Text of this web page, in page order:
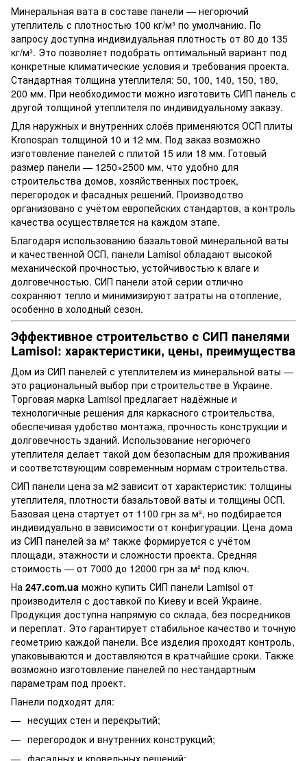
Минеральная вата в составе панели — негорючий
утеплитель с плотностью 100 кг/м³ по умолчанию. По
запросу доступна индивидуальная плотность от 80 до 135
кг/м³. Это позволяет подобрать оптимальный вариант под
конкретные климатические условия и требования проекта.
Стандартная толщина утеплителя: 50, 100, 140, 150, 180,
200 мм. При необходимости можно изготовить СИП панель с
другой толщиной утеплителя по индивидуальному заказу.
Для наружных и внутренних слоёв применяются ОСП плиты
Kronospan толщиной 10 и 12 мм. Под заказ возможно
изготовление панелей с плитой 15 или 18 мм. Готовый
размер панели — 1250×2500 мм, что удобно для
строительства домов, хозяйственных построек,
перегородок и фасадных решений. Производство
организовано с учётом европейских стандартов, а контроль
качества осуществляется на каждом этапе.
Благодаря использованию базальтовой минеральной ваты
и качественной ОСП, панели Lamisol обладают высокой
механической прочностью, устойчивостью к влаге и
долговечностью. СИП панели этой серии отлично
сохраняют тепло и минимизируют затраты на отопление,
особенно в холодный сезон.
Эффективное строительство с СИП панелями
Lamisol: характеристики, цены, преимущества
Дом из СИП панелей с утеплителем из минеральной ваты —
это рациональный выбор при строительстве в Украине.
Торговая марка Lamisol предлагает надёжные и
технологичные решения для каркасного строительства,
обеспечивая удобство монтажа, прочность конструкции и
долговечность зданий. Использование негорючего
утеплителя делает такой дом безопасным для проживания
и соответствующим современным нормам строительства.
СИП панели цена за м2 зависит от характеристик: толщины
утеплителя, плотности базальтовой ваты и толщины ОСП.
Базовая цена стартует от 1100 грн за м², но подбирается
индивидуально в зависимости от конфигурации. Цена дома
из СИП панелей за м² также формируется с учётом
площади, этажности и сложности проекта. Средняя
стоимость — от 7000 до 12000 грн за м² под ключ.
На 247.com.ua можно купить СИП панели Lamisol от
производителя с доставкой по Киеву и всей Украине.
Продукция доступна напрямую со склада, без посредников
и переплат. Это гарантирует стабильное качество и точную
геометрию каждой панели. Все изделия проходят контроль,
упаковываются и доставляются в кратчайшие сроки. Также
возможно изготовление панелей по нестандартным
параметрам под проект.
Панели подходят для:
несущих стен и перекрытий;
перегородок и внутренних конструкций;